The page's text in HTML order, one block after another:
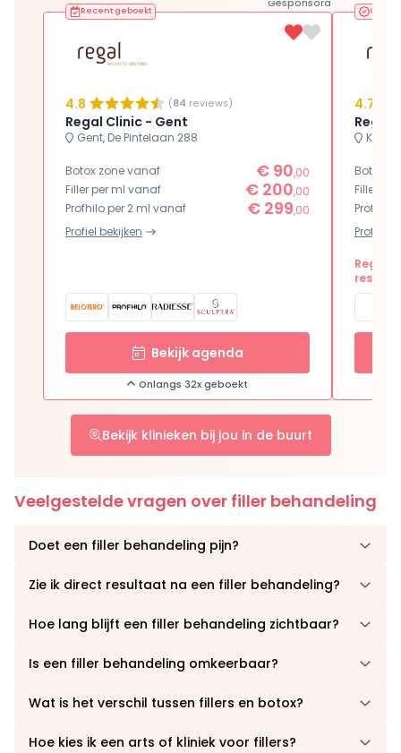
Gesponsord
Recent geboekt
4.8 (84 reviews)
Regal Clinic - Gent
Gent, De Pintelaan 288
Botox zone vanaf € 90,00
Filler per ml vanaf
€ 200,00
Profhilo per 2 ml vanaf
€ 299,00
Profiel bekijken
Bekijk agenda
Onlangs 32x geboekt
4.7
Regal
Botox
Filler
Profhilo
Profiel
Regal
Bekijk klinieken bij jou in de buurt
Veelgestelde vragen over filler behandeling
Doet een filler behandeling pijn?
Zie ik direct resultaat na een filler behandeling?
Hoe lang blijft een filler behandeling zichtbaar?
Is een filler behandeling omkeerbaar?
Wat is het verschil tussen fillers en botox?
Hoe kies ik een arts of kliniek voor fillers?